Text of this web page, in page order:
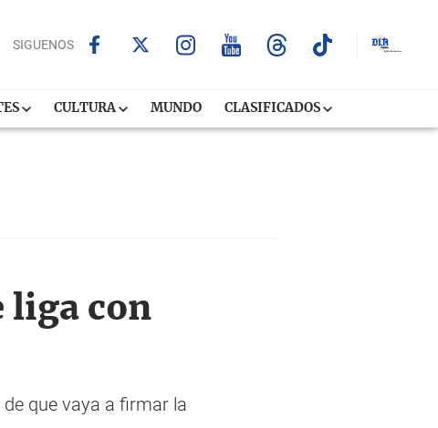
SIGUENOS
CULTURA MUNDO CLASIFICADOS
liga con
que vaya a firmar la